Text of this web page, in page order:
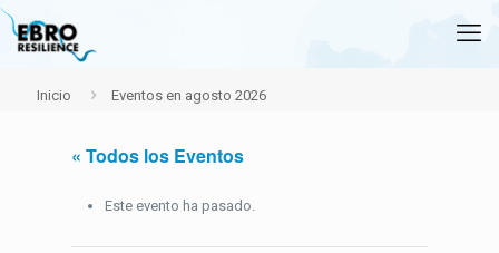
Inicio Eventos en agosto 2026
« Todos los Eventos
Este evento ha pasado.